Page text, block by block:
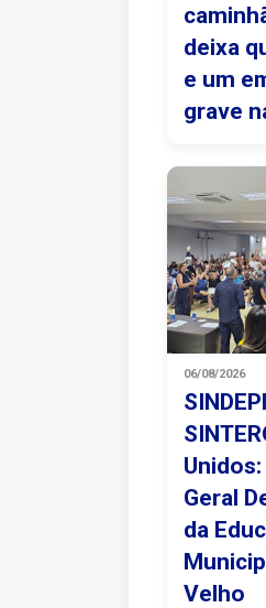
deixa
e um
grave
06/08/2026
Geral
da
Velho